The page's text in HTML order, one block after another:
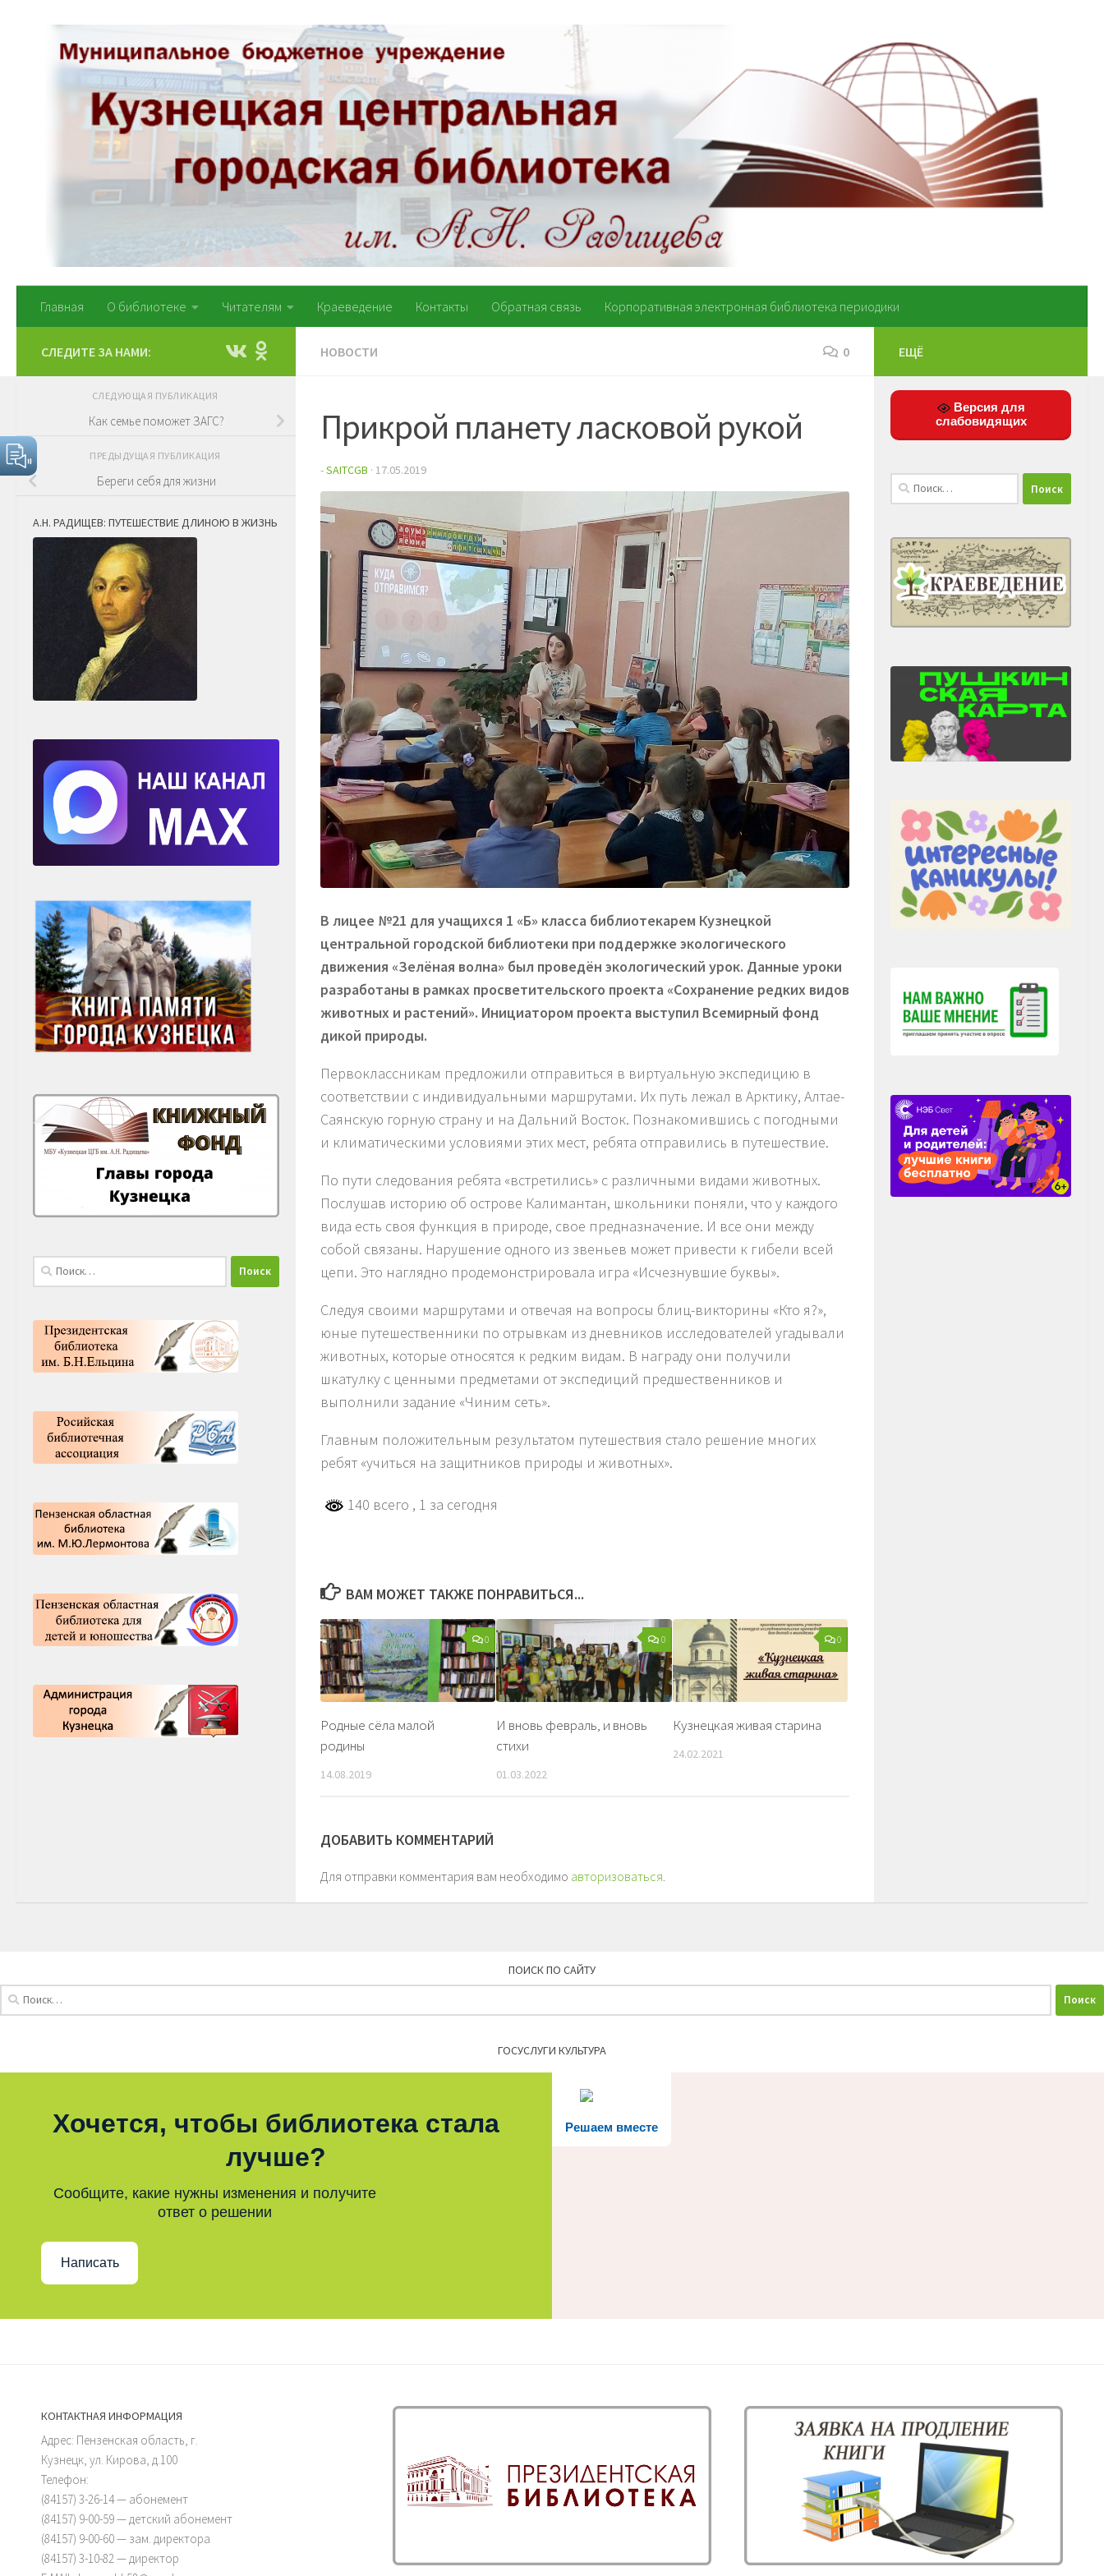
Перейти к содержимому
Главная О библиотеке Читателям Краеведение Контакты Обратная связь Корпоративная электронная библиотека периодики
НОВОСТИ 0
Прикрой планету ласковой рукой
-SAITCGB · 17.05.2019
В лицее №21 для учащихся 1 «Б» класса библиотекарем Кузнецкой
центральной городской библиотеки при поддержке экологического
движения «Зелёная волна» был проведён экологический урок. Данные уроки
разработаны в рамках просветительского проекта «Сохранение редких видов
животных и растений». Инициатором проекта выступил Всемирный фонд
дикой природы.
Первоклассникам предложили отправиться в виртуальную экспедицию в
соответствии с индивидуальными маршрутами. Их путь лежал в Арктику, Алтае-
Саянскую горную страну и на Дальний Восток. Познакомившись с погодными
и климатическими условиями этих мест, ребята отправились в путешествие.
По пути следования ребята «встретились» с различными видами животных.
Послушав историю об острове Калимантан, школьники поняли, что у каждого
вида есть своя функция в природе, свое предназначение. И все они между
собой связаны. Нарушение одного из звеньев может привести к гибели всей
цепи. Это наглядно продемонстрировала игра «Исчезнувшие буквы».
Следуя своими маршрутами и отвечая на вопросы блиц-викторины «Кто я?»,
юные путешественники по отрывкам из дневников исследователей угадывали
животных, которые относятся к редким видам. В награду они получили
шкатулку с ценными предметами от экспедиций предшественников и
выполнили задание «Чиним сеть».
Главным положительным результатом путешествия стало решение многих
ребят «учиться на защитников природы и животных».
140 всего , 1 за сегодня
ВАМ МОЖЕТ ТАКЖЕ ПОНРАВИТЬСЯ...
0
Родные сёла малой
родины
14.08.2019
0
И вновь февраль, и вновь
стихи
01.03.2022
0
Кузнецкая живая старина
24.02.2021
ДОБАВИТЬ КОММЕНТАРИЙ
Для отправки комментария вам необходимо авторизоваться
СЛЕДИТЕ ЗА НАМИ:
СЛЕДУЮЩАЯ ПУБЛИКАЦИЯ
Как семье поможет ЗАГС?
ПРЕДЫДУЩАЯ ПУБЛИКАЦИЯ
Береги себя для жизни
А.Н. РАДИЩЕВ: ПУТЕШЕСТВИЕ ДЛИНОЮ В ЖИЗНЬ
Найти:
ЕЩЁ
Версия для
слабовидящих
Найти:
ПОИСК ПО САЙТУ
ГОСУСЛУГИ КУЛЬТУРА
Решаем вместе
Хочется, чтобы библиотека стала
лучше?
Сообщите, какие нужны изменения и получите
ответ о решении
Написать
КОНТАКТНАЯ ИНФОРМАЦИЯ
Адрес: Пензенская область, г.
Кузнецк, ул. Кирова, д.100
Телефон:
(84157) 3-26-14 — абонемент
(84157) 9-00-59 — детский абонемент
(84157) 9-00-60 — зам. директора
(84157) 3-10-82 — директор